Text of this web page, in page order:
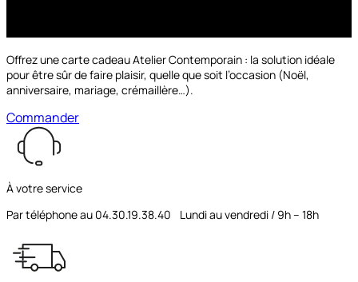
Offrez une carte cadeau Atelier Contemporain : la solution idéale
pour être sûr de faire plaisir, quelle que soit l’occasion (Noël,
anniversaire, mariage, crémaillère…).
Commander
À votre service
Par téléphone au 04.30.19.38.40 Lundi au vendredi / 9h – 18h